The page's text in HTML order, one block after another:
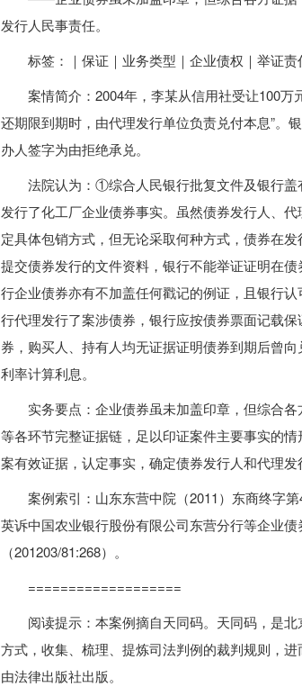
发行人民事责任。
标签：｜保证｜业务类型｜企业债权｜举证责
案情简介：2004年，李某从信用社受让100
还期限到期时，由代理发行单位负责兑付本息”。
办人签字为由拒绝承兑。
法院认为：①综合人民银行批复文件及银行
发行了化工厂企业债券事实。虽然债券发行人、
定具体包销方式，但无论采取何种方式，债券在
提交债券发行的文件资料，银行不能举证证明在
行企业债券亦有不加盖任何戳记的例证，且银行
行代理发行了案涉债券，银行应按债券票面记载
券，购买人、持有人均无证据证明债券到期后曾
利率计算利息。
实务要点：企业债券虽未加盖印章，但综合
等各环节完整证据链，足以印证案件主要事实的
案有效证据，认定事实，确定债券发行人和代理发
案例索引：山东东营中院（2011）东商终字
英诉中国农业银行股份有限公司东营分行等企业
（201203/81:268）。
===================
阅读提示：本案例摘自天同码。天同码，是
方式，收集、梳理、提炼司法判例的裁判规则，
由法律出版社出版。